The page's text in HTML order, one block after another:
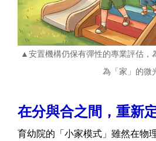
▲安置機構仍保有彈性的專業評估，
為「家」的微
在分與合之間，重新
育幼院的「小家模式」雖然在物